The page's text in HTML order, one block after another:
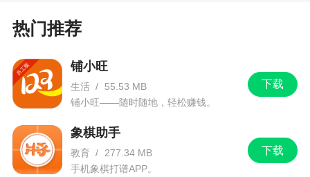
热门推荐
下载
铺小旺
生活 /
55.53 MB
铺小旺——随时随地，轻松赚钱。
下载
象棋助手
教育 /
277.34 MB
手机象棋打谱APP。